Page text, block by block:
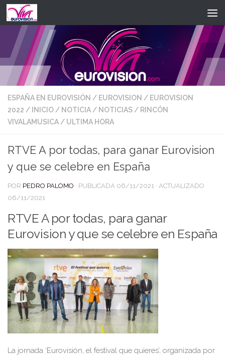
Saltar al contenido
ESPAÑA EN EUROVISIÓN / EUROVISION / EUROVISION
2022 / INICIO/ NOTICIA/ NOTICIAS/ RINCÓN
VIVALAMUSICA/ ULTIMA HORA
RTVE A por todas, para ganar Eurovision
y que se celebre en España
POR PEDRO PALOMO · PUBLICADA 06/11/2021 · ACTUALIZADO
06/11/2021
RTVE A por todas, para ganar
Eurovision y que se celebre en España
La jornada ‘Eurovisión, el festival que quieres’, organizada por